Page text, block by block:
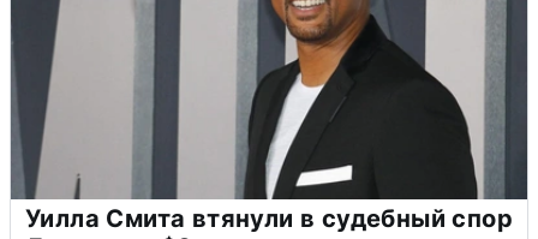
Уилла Смита втянули в судебный спор